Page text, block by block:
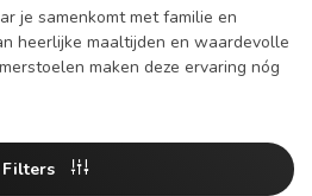
je samenkomt met familie en
heerlijke maaltijden en waardevolle
maken deze ervaring nóg
Filters